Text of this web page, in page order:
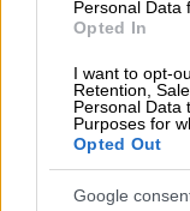
Personal Data
Opted In
I want to opt-
Retention,
Personal Data
Purposes for
Opted Out
Google
διαρθρωτικό
μας
κατάρτισης